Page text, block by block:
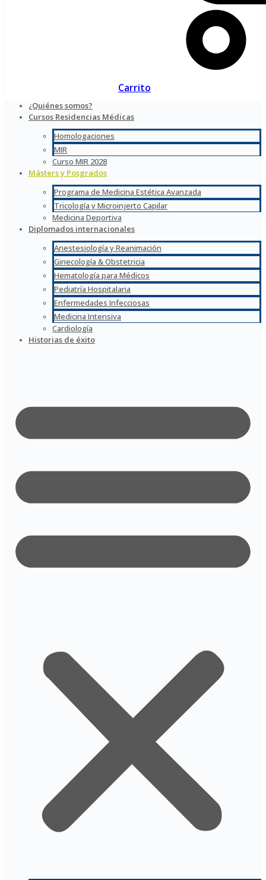
Carrito
¿Quiénes somos?
Cursos Residencias Médicas
Homologaciones
MIR
Curso MIR 2028
Másters y Posgrados
Programa de Medicina Estética Avanzada
Tricología y Microinjerto Capilar
Medicina Deportiva
Diplomados internacionales
Anestesiología y Reanimación
Ginecología & Obstetricia
Hematología para Médicos
Pediatría Hospitalaria
Enfermedades Infecciosas
Medicina Intensiva
Cardiología
Historias de éxito